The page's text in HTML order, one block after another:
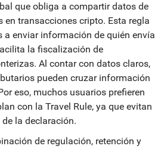
que obliga a compartir datos de
en transacciones cripto. Esta regla
a enviar información de quién envía
la fiscalización de
Al contar con datos claros,
pueden cruzar información
eso, muchos usuarios prefieren
con la Travel Rule, ya que evitan
la declaración.
de regulación, retención y